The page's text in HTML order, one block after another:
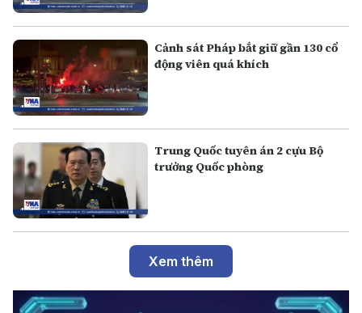
Cảnh sát Pháp bắt giữ gần 130 cổ
động viên quá khích
Trung Quốc tuyên án 2 cựu Bộ
trưởng Quốc phòng
Xem thêm